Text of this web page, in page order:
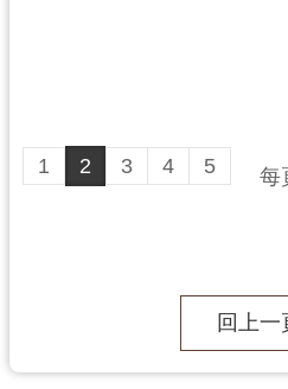
1 2 3 4 5 每
回上一